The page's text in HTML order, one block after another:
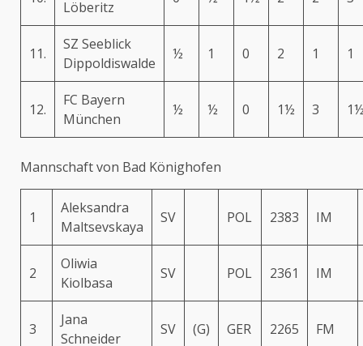
Löberitz
11.
SZ Seeblick
Dippoldiswalde
½ 1 0 2 1 1
12.
FC Bayern
München
½ ½ 0 1½ 3
Mannschaft von Bad Könighofen
1
Aleksandra
Maltsevskaya
SV POL 2383 IM
2
Oliwia
Kiolbasa
SV POL 2361 IM
3
Jana
Schneider
SV (G) GER 2265 FM